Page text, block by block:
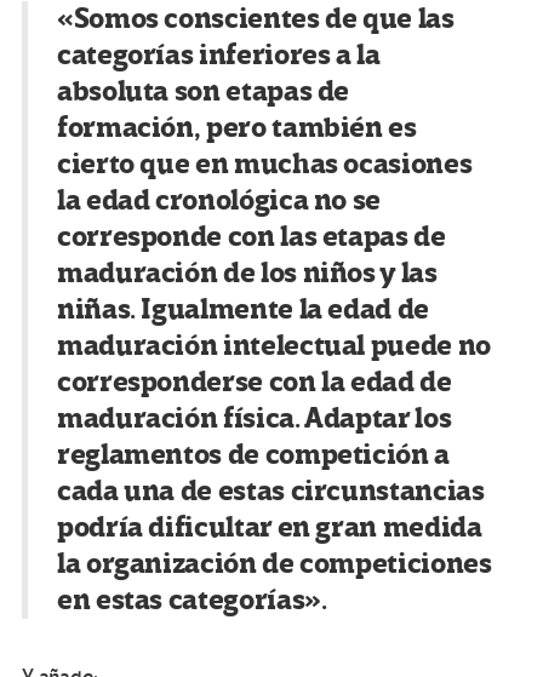
«Somos conscientes de que las
categorías inferiores a la
absoluta son etapas de
formación, pero también es
cierto que en muchas ocasiones
la edad cronológica no se
corresponde con las etapas de
maduración de los niños y las
niñas. Igualmente la edad de
maduración intelectual puede no
corresponderse con la edad de
maduración física. Adaptar los
reglamentos de competición a
cada una de estas circunstancias
podría dificultar en gran medida
la organización de competiciones
en estas categorías».